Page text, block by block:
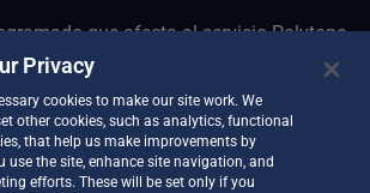
que afecta al servicio Polytope
LUMI
del portal web el 24 de julio
auxiliar de codiseño
Privacy
cookies to make our site work. We
other cookies, such as analytics, functional
that help us make improvements by
use the site, enhance site navigation, and
efforts. These will be set only if you